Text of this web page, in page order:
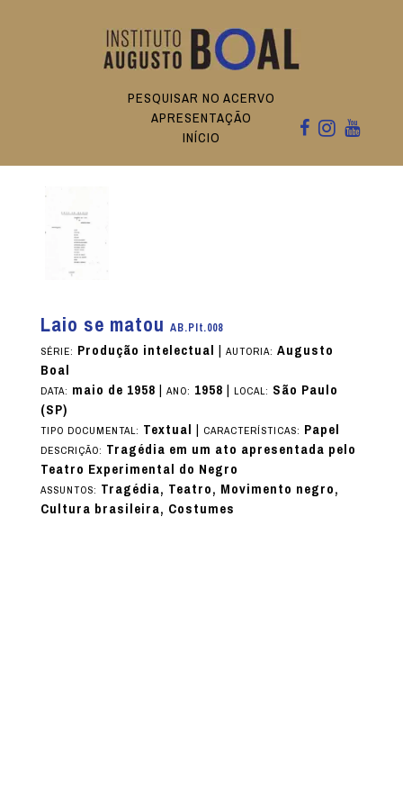
PESQUISAR NO ACERVO
APRESENTAÇÃO
INÍCIO
Laio se matou AB.PIt.008
SÉRIE: Produção intelectual | AUTORIA: Augusto
Boal
DATA: maio de 1958| ANO: 1958| LOCAL: São Paulo
(SP)
TIPO DOCUMENTAL: Textual | CARACTERÍSTICAS: Papel
DESCRIÇÃO: Tragédia em um ato apresentada pelo
Teatro Experimental do Negro
ASSUNTOS: Tragédia, Teatro, Movimento negro,
Cultura brasileira, Costumes